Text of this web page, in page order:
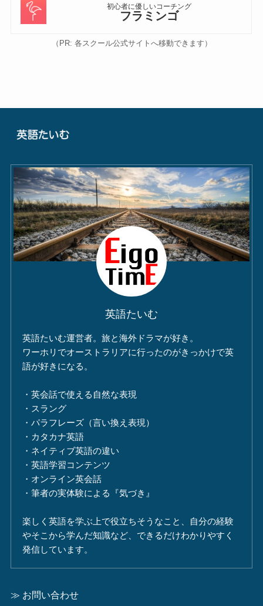
初心者に優しいコーチング
フラミンゴ
（PR: 各スクール公式サイトへ移動できます）
英語たいむ
英語たいむ運営者。旅と海外ドラマが好き。
ワーホリでオーストラリアに行ったのがきっかけで英
語が好きになる。
・英会話で使える自然な表現
・スラング
・パラフレーズ（言い換え表現）
・カタカナ英語
・ネイティブ英語の違い
・英語学習コンテンツ
・オンライン英会話
・筆者の実体験による『気づき』
楽しく英語を学ぶ上で役立ちそうなこと、自分の経験
やそこから学んだ知識など、できるだけわかりやすく
発信しています。
≫ お問い合わせ